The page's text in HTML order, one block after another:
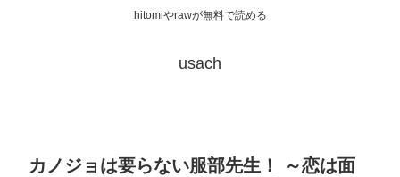
hitomiやrawが無料で読める
usach
カノジョは要らない服部先生！ ～恋は面